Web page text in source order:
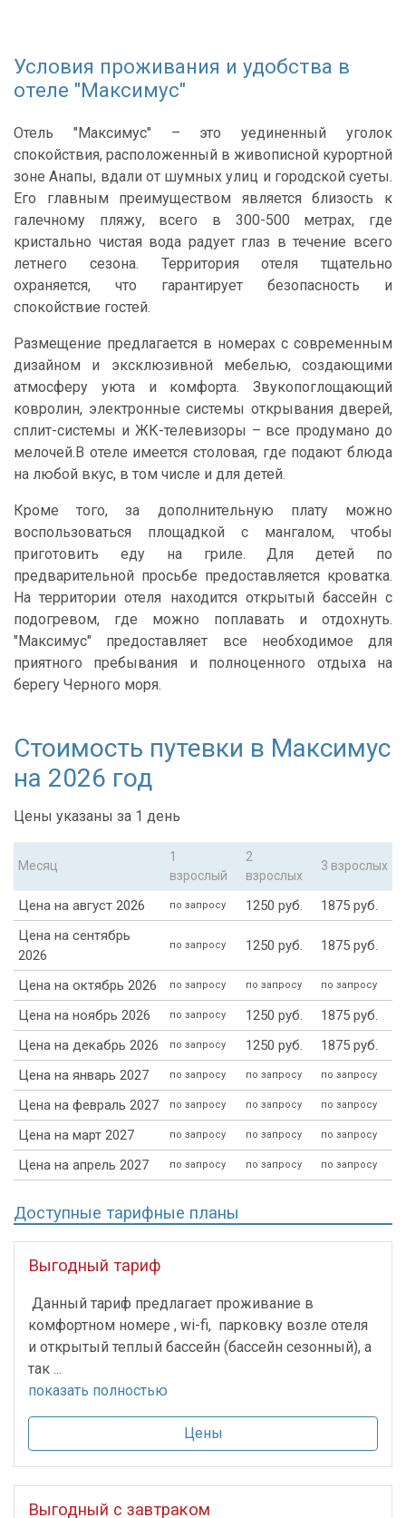
Условия проживания и удобства в
отеле "Максимус"
Отель "Максимус" – это уединенный уголок
спокойствия, расположенный в живописной курортной
зоне Анапы, вдали от шумных улиц и городской суеты.
Его главным преимуществом является близость к
галечному пляжу, всего в 300-500 метрах, где
кристально чистая вода радует глаз в течение всего
летнего сезона. Территория отеля тщательно
охраняется, что гарантирует безопасность и
спокойствие гостей.
Размещение предлагается в номерах с современным
дизайном и эксклюзивной мебелью, создающими
атмосферу уюта и комфорта. Звукопоглощающий
ковролин, электронные системы открывания дверей,
сплит-системы и ЖК-телевизоры – все продумано до
мелочей.В отеле имеется столовая, где подают блюда
на любой вкус, в том числе и для детей.
Кроме того, за дополнительную плату можно
воспользоваться площадкой с мангалом, чтобы
приготовить еду на гриле. Для детей по
предварительной просьбе предоставляется кроватка.
На территории отеля находится открытый бассейн с
подогревом, где можно поплавать и отдохнуть.
"Максимус" предоставляет все необходимое для
приятного пребывания и полноценного отдыха на
берегу Черного моря.
Стоимость путевки в Максимус
на 2026 год
Цены указаны за 1 день
Месяц
1
взрослый
2
взрослых
3 взрослых
Цена на август 2026 по запросу 1250 руб.
1875 руб.
Цена на сентябрь
2026
по запросу 1250 руб. 1875 руб.
Цена на октябрь 2026 по запросу по запросу по запросу
Цена на ноябрь 2026 по запросу 1250 руб.
1875 руб.
Цена на декабрь 2026
по запросу 1250 руб.
1875 руб.
Цена на январь 2027
по запросу по запросу по запросу
Цена на февраль 2027 по запросу по запросу по запросу
Цена на март 2027 по запросу по запросу по запросу
Цена на апрель 2027 по запросу по запросу по запросу
Доступные тарифные планы
Выгодный тариф
Данный тариф предлагает проживание в
комфортном номере , wi-fi, парковку возле отеля
и открытый теплый бассейн (бассейн сезонный), а
так ...
показать полностью
Цены
Выгодный с завтраком